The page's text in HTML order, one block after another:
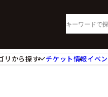
リから探す
チケット情報イベ